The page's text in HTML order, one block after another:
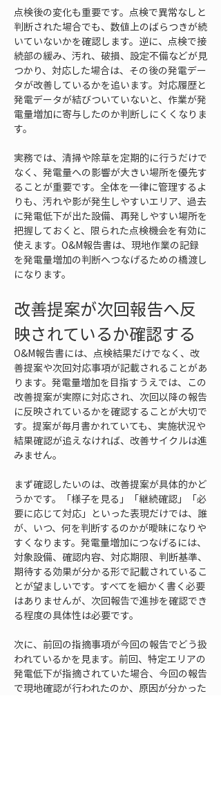
点検後の変化も重要です。点検で異常なしと
判断された場合でも、数値上のばらつきが続
いていないかを確認します。逆に、点検で接
続部の緩み、汚れ、破損、設定不備などが見
つかり、対応した場合は、その後の発電デー
タが改善しているかを追います。対応履歴と
発電データが結びついていないと、作業が発
電量増加に寄与したのか判断しにくくなりま
す。
実務では、清掃や除草を定期的に行うだけで
なく、発電量への影響が大きい場所を優先す
ることが重要です。全体を一律に管理するよ
りも、汚れや影が発生しやすいエリア、過去
に発電低下が出た設備、再発しやすい場所を
把握しておくと、限られた点検機会を有効に
使えます。O&M報告書は、現地作業の記録
を発電量増加の判断へつなげるための橋渡し
になります。
改善提案が次回報告へ反
映されているか確認する
O&M報告書には、点検結果だけでなく、改
善提案や次回対応事項が記載されることがあ
ります。発電量増加を目指すうえでは、この
改善提案が実際に対応され、次回以降の報告
に反映されているかを確認することが大切で
す。提案が毎月書かれていても、実施状況や
結果確認が追えなければ、改善サイクルは進
みません。
まず確認したいのは、改善提案が具体的かど
うかです。「様子を見る」「継続確認」「必
要に応じて対応」といった表現だけでは、誰
が、いつ、何を判断するのかが曖昧になりや
すくなります。発電量増加につなげるには、
対象設備、確認内容、対応期限、判断基準、
期待する効果が分かる形で記載されているこ
とが望ましいです。すべてを細かく書く必要
はありませんが、次回報告で進捗を確認でき
る程度の具体性は必要です。
次に、前回の指摘事項が今回の報告でどう扱
われているかを見ます。前回、特定エリアの
発電低下が指摘されていた場合、今回の報告
で現地確認が行われたのか、原因が分かった